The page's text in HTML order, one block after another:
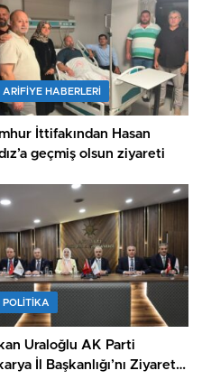
ARIFIYE HABERLERI
İttifakından Hasan
geçmiş olsun ziyareti
POLİTİKA
Uraloğlu AK Parti
İl Başkanlığı’nı Ziyaret